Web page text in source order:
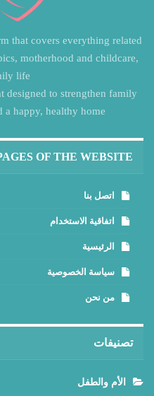
that covers everything related
motherhood and childcare,
life.
designed to strengthen family
happy, healthy home.
OF THE WEBSITE
اتصل بنا
اتفاقية الاستخدام
الرئيسية
سياسة الخصوصية
من نحن
تصنيفات
الأم والطفل